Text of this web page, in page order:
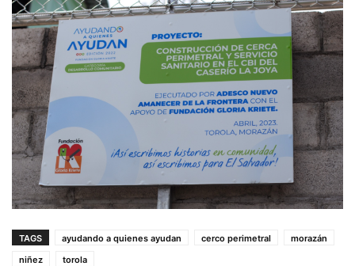
TAGS ayudando a quienes ayudan cerco perimetral
morazán
niñez
torola